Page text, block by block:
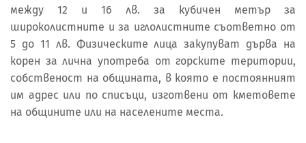
между 12 и 16 лв. за кубичен метър за
широколистните и за иглолистните съответно от
5 до 11 лв. Физическите лица закупуват дърва на
корен за лична употреба от горските територии,
собственост на общината, в която е постоянният
им адрес или по списъци, изготвени от кметовете
на общините или на населените места.